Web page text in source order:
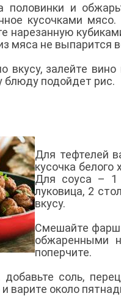
половинки и
кусочками
нарезанную
мяса не выпарится
вкусу, залейте
блюду подойдет рис.
Для тефтелей
кусочка белого
Для соуса – 1
луковица, 2
вкусу.
Смешайте фарш
обжаренными
поперчите.
соль,
варите около